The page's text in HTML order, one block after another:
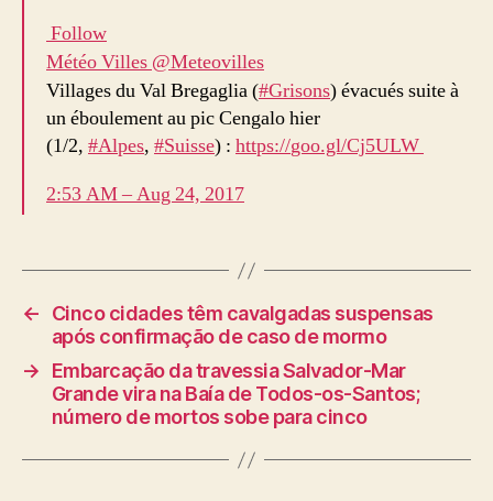
Follow
Météo Villes @Meteovilles
Villages du Val Bregaglia (#Grisons) évacués suite à
un éboulement au pic Cengalo hier
(1/2, #Alpes, #Suisse) : https://goo.gl/Cj5ULW
2:53 AM – Aug 24, 2017
←
Cinco cidades têm cavalgadas suspensas
após confirmação de caso de mormo
→
Embarcação da travessia Salvador-Mar
Grande vira na Baía de Todos-os-Santos;
número de mortos sobe para cinco